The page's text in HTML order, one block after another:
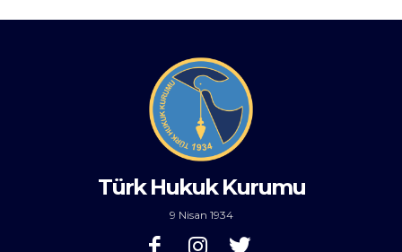
Türk Hukuk Kurumu
9 Nisan 1934